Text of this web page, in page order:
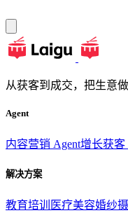
从获客到成交，把生意
Agent
内容营销 Agent增长获客
解决方案
教育培训 医疗美容婚纱